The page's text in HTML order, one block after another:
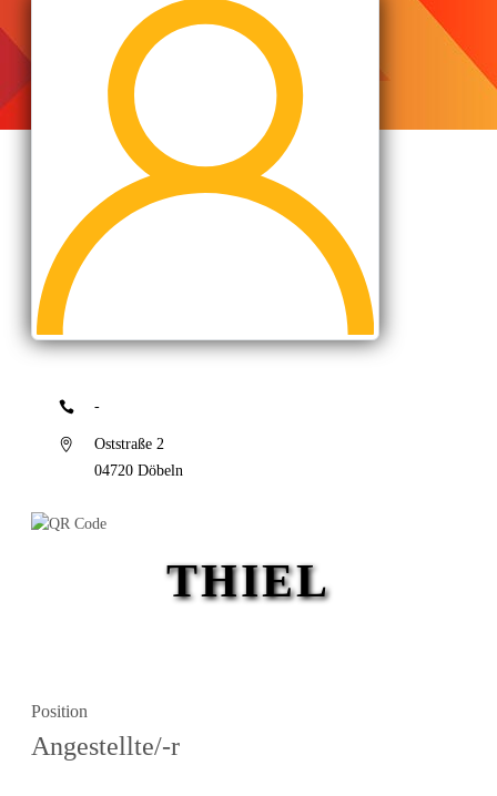
-
Oststraße 2
04720 Döbeln
THIEL
Position
Angestellte/-r